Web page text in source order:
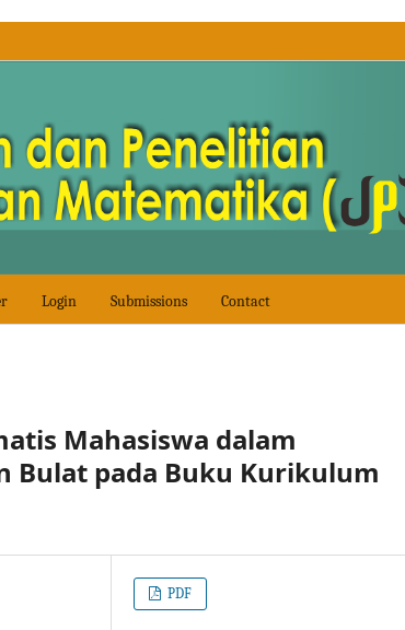
Login Submissions Contact
Mahasiswa dalam
Bulat pada Buku Kurikulum
PDF